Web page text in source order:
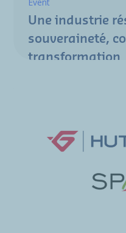
Event
Une industrie
souveraineté,
transformation